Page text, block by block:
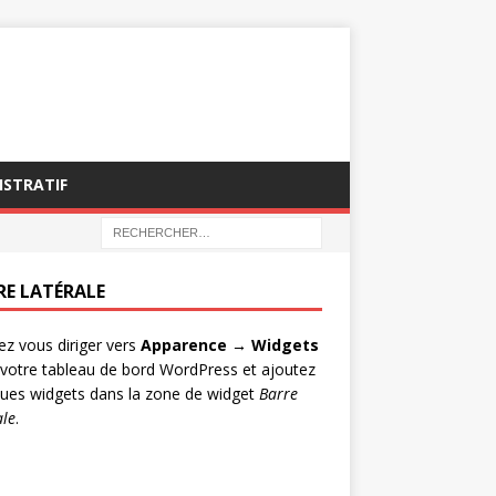
LATÉRALE
vous diriger vers Apparence → Widgets
tableau de bord WordPress et ajoutez
widgets dans la zone de widget Barre
.